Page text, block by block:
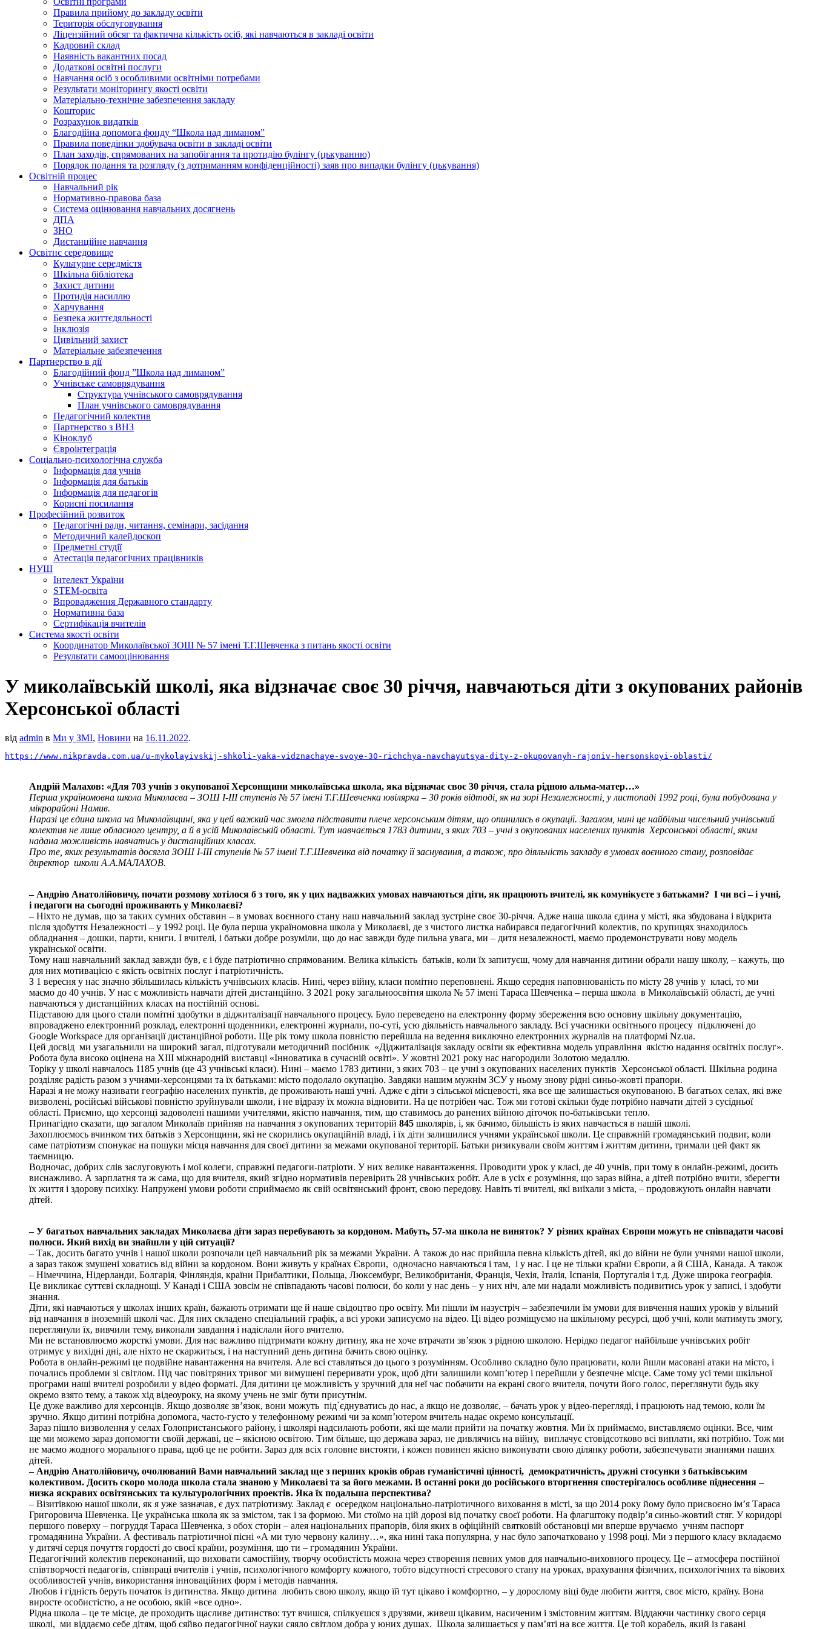
Правила прийому до закладу освіти
Територiя обслуговування
Ліцензійний обсяг та фактична кількість осіб, які навчаються в закладі освіти
Кадровий склад
Наявність вакантних посад
Додатковi освiтнi послуги
Навчання осіб з особливими освітніми потребами
Результати моніторингу якості освіти
Матеріально-технічне забезпечення закладу
Кошторис
Розрахунок видатків
Благодійна допомога фонду “Школа над лиманом”
Правила поведінки здобувача освіти в закладі освіти
План заходів, спрямованих на запобігання та протидію булінгу (цькуванню)
Порядок подання та розгляду (з дотриманням конфіденційності) заяв про випадки булінгу (цькування)
Освітній процес
Навчальний рік
Нормативно-правова база
Система оцінювання навчальних досягнень
ДПА
ЗНО
Дистанційне навчання
Освітнє середовище
Культурне середмістя
Шкільна бібліотека
Захист дитини
Протидія насиллю
Харчування
Безпека життєдяльності
Інклюзія
Цивільний захист
Матеріальне забезпечення
Партнерство в дії
Благодійний фонд ”Школа над лиманом”
Учнівське самоврядування
Структура учнiвського самоврядування
План учнiвського самоврядування
Педагогічний колектив
Партнерство з ВНЗ
Кіноклуб
Євроінтеграція
Соціально-психологічна служба
Інформація для учнів
Інформація для батьків
Інформація для педагогів
Корисні посилання
Професійний розвиток
Педагогічні ради, читання, семінари, засідання
Методичний калейдоскоп
Предметні студії
Атестація педагогічних працівників
НУШ
Інтелект України
STEM-освіта
Впровадження Державного стандарту
Нормативна база
Сертифікація вчителів
Система якості освіти
Координатор Миколаївської ЗОШ № 57 імені Т.Г.Шевченка з питань якості освіти
Результати самооцінювання
У миколаївській школі, яка відзначає своє 30 річчя, навчаються діти з окупованих районів
Херсонської області
від admin в Ми у ЗМІ, Новини на 16.11.2022.
https://www.nikpravda.com.ua/u-mykolayivskij-shkoli-yaka-vidznachaye-svoye-30-richchya-navchayutsya-dity-z-okupovanyh-rajoniv-hersonskoyi-oblasti/
Андрій Малахов: «Для 703 учнів з окупованої Херсонщини миколаївська школа, яка відзначає своє 30 річчя, стала рідною альма-матер…»
Перша україномовна школа Миколаєва – ЗОШ І-ІІІ ступенів № 57 імені Т.Г.Шевченка ювілярка – 30 років відтоді, як на зорі Незалежності, у листопаді 1992 році, була побудована у
мікрорайоні Намив.
Наразі це єдина школа на Миколаївщині, яка у цей важкий час змогла підставити плече херсонським дітям, що опинились в окупації. Загалом, нині це найбільш чисельний учнівський
колектив не лише обласного центру, а й в усій Миколаївській області. Тут навчається 1783 дитини, з яких 703 – учні з окупованих населених пунктів Херсонської області, яким
надана можливість навчатись у дистанційних класах.
Про те, яких результатів досягла ЗОШ І-ІІІ ступенів № 57 імені Т.Г.Шевченка від початку її заснування, а також, про діяльність закладу в умовах воєнного стану, розповідає
директор школи А.А.МАЛАХОВ.
– Андрію Анатолійовичу, почати розмову хотілося б з того, як у цих надважких умовах навчаються діти, як працюють вчителі, як комунікуєте з батьками? І чи всі – і учні,
і педагоги на сьогодні проживають у Миколаєві?
– Ніхто не думав, що за таких сумних обставин – в умовах воєнного стану наш навчальний заклад зустріне своє 30-річчя. Адже наша школа єдина у місті, яка збудована і відкрита
після здобуття Незалежності – у 1992 році. Це була перша україномовна школа у Миколаєві, де з чистого листка набирався педагогічний колектив, по крупицях знаходилось
обладнання – дошки, парти, книги. І вчителі, і батьки добре розуміли, що до нас завжди буде пильна увага, ми – дитя незалежності, маємо продемонструвати нову модель
української освіти.
Тому наш навчальний заклад завжди був, є і буде патріотично спрямованим. Велика кількість батьків, коли їх запитуєш, чому для навчання дитини обрали нашу школу, – кажуть, що
для них мотивацією є якість освітніх послуг і патріотичність.
З 1 вересня у нас значно збільшилась кількість учнівських класів. Нині, через війну, класи помітно переповнені. Якщо середня наповнюваність по місту 28 учнів у класі, то ми
маємо до 40 учнів. У нас є можливість навчати дітей дистанційно. З 2021 року загальноосвітня школа № 57 імені Тараса Шевченка – перша школа в Миколаївській області, де учні
навчаються у дистанційних класах на постійній основі.
Підставою для цього стали помітні здобутки в діджиталізації навчального процесу. Було переведено на електронну форму збереження всю основну шкільну документацію,
впроваджено електронний розклад, електронні щоденники, електронні журнали, по-суті, усю діяльність навчального закладу. Всі учасники освітнього процесу підключені до
Google Workspace для організації дистанційної роботи. Ще рік тому школа повністю перейшла на ведення виключно електронних журналів на платформі Nz.ua.
Цей досвід ми узагальнили на широкий загал, підготували методичний посібник «Діджиталізація закладу освіти як ефективна модель управління якістю надання освітніх послуг».
Робота була високо оцінена на XІІІ міжнародній виставці «Інноватика в сучасній освіті». У жовтні 2021 року нас нагородили Золотою медаллю.
Торіку у школі навчалось 1185 учнів (це 43 учнівські класи). Нині – маємо 1783 дитини, з яких 703 – це учні з окупованих населених пунктів Херсонської області. Шкільна родина
розділяє радість разом з учнями-херсонцями та їх батьками: місто подолало окупацію. Завдяки нашим мужнім ЗСУ у ньому знову рідні синьо-жовті прапори.
Наразі я не можу називати географію населених пунктів, де проживають наші учні. Адже є діти з сільської місцевості, яка все ще залишається окупованою. В багатьох селах, які вже
визволені, російські військові повністю зруйнували школи, і не відразу їх можна відновити. На це потрібен час. Тож ми готові скільки буде потрібно навчати дітей з сусідньої
області. Приємно, що херсонці задоволені нашими учителями, якістю навчання, тим, що ставимось до ранених війною діточок по-батьківськи тепло.
Принагідно сказати, що загалом Миколаїв прийняв на навчання з окупованих територій 845 школярів, і, як бачимо, більшість із яких навчається в нашій школі.
Захоплюємось вчинком тих батьків з Херсонщини, які не скорились окупаційній владі, і їх діти залишилися учнями української школи. Це справжній громадянський подвиг, коли
саме патріотизм спонукає на пошуки місця навчання для своєї дитини за межами окупованої території. Батьки ризикували своїм життям і життям дитини, тримали цей факт як
таємницю.
Водночас, добрих слів заслуговують і мої колеги, справжні педагоги-патріоти. У них велике навантаження. Проводити урок у класі, де 40 учнів, при тому в онлайн-режимі, досить
виснажливо. А зарплатня та ж сама, що для вчителя, який згідно нормативів перевірить 28 учнівських робіт. Але в усіх є розуміння, що зараз війна, а дітей потрібно вчити, зберегти
їх життя і здорову психіку. Напружені умови роботи сприймаємо як свій освітянський фронт, свою передову. Навіть ті вчителі, які виїхали з міста, – продовжують онлайн навчати
дітей.
– У багатьох навчальних закладах Миколаєва діти зараз перебувають за кордоном. Мабуть, 57-ма школа не виняток? У різних країнах Європи можуть не співпадати часові
полюси. Який вихід ви знайшли у цій ситуації?
– Так, досить багато учнів і нашої школи розпочали цей навчальний рік за межами України. А також до нас прийшла певна кількість дітей, які до війни не були учнями нашої школи,
а зараз також змушені ховатись від війни за кордоном. Вони живуть у країнах Європи, одночасно навчаються і там, і у нас. І це не тільки країни Європи, а й США, Канада. А також
– Німеччина, Нідерланди, Болгарія, Фінляндія, країни Прибалтики, Польща, Люксембург, Великобританія, Франція, Чехія, Італія, Іспанія, Португалія і т.д. Дуже широка географія.
Це викликає суттєві складнощі. У Канаді і США зовсім не співпадають часові полюси, бо коли у нас день – у них ніч, але ми надали можливість подивитись урок у записі, і здобути
знання.
Діти, які навчаються у школах інших країн, бажають отримати ще й наше свідоцтво про освіту. Ми пішли їм назустріч – забезпечили їм умови для вивчення наших уроків у вільний
від навчання в іноземній школі час. Для них складено спеціальний графік, а всі уроки записуємо на відео. Ці відео розміщуємо на шкільному ресурсі, щоб учні, коли матимуть змогу,
переглянули їх, вивчили тему, виконали завдання і надіслали його вчителю.
Ми не встановлюємо жорсткі умови. Для нас важливо підтримати кожну дитину, яка не хоче втрачати зв’язок з рідною школою. Нерідко педагог найбільше учнівських робіт
отримує у вихідні дні, але ніхто не скаржиться, і на наступний день дитина бачить свою оцінку.
Робота в онлайн-режимі це подвійне навантаження на вчителя. Але всі ставляться до цього з розумінням. Особливо складно було працювати, коли йшли масовані атаки на місто, і
почались проблеми зі світлом. Під час повітряних тривог ми вимушені переривати урок, щоб діти залишили комп’ютер і перейшли у безпечне місце. Саме тому усі теми шкільної
програми наші вчителі розробили у відео форматі. Для дитини це можливість у зручний для неї час побачити на екрані свого вчителя, почути його голос, переглянути будь яку
окремо взято тему, а також хід відеоуроку, на якому учень не зміг бути присутнім.
Це дуже важливо для херсонців. Якщо дозволяє зв’язок, вони можуть під`єднуватись до нас, а якщо не дозволяє, – бачать урок у відео-перегляді, і працюють над темою, коли їм
зручно. Якщо дитині потрібна допомога, часто-густо у телефонному режимі чи за комп’ютером вчитель надає окремо консультації.
Зараз пішло визволення у селах Голопристанського району, і школярі надсилають роботи, які ще мали прийти на початку жовтня. Ми їх приймаємо, виставляємо оцінки. Все, чим
ще ми можемо зараз допомогти своїй державі, це – якісною освітою. Тим більше, що держава зараз, не дивлячись на війну, виплачує стовідсотково всі виплати, які потрібно. Тож ми
не маємо жодного морального права, щоб це не робити. Зараз для всіх головне вистояти, і кожен повинен якісно виконувати свою ділянку роботи, забезпечувати знаннями наших
дітей.
– Андрію Анатолійовичу, очолюваний Вами навчальний заклад ще з перших кроків обрав гуманістичні цінності, демократичність, дружні стосунки з батьківським
колективом. Досить скоро молода школа стала знаною у Миколаєві та за його межами. В останні роки до російського вторгнення спостерігалось особливе піднесення –
низка яскравих освітянських та культурологічних проектів. Яка їх подальша перспектива?
– Візитівкою нашої школи, як я уже зазначав, є дух патріотизму. Заклад є осередком національно-патріотичного виховання в місті, за що 2014 року йому було присвоєно ім’я Тараса
Григоровича Шевченка. Це українська школа як за змістом, так і за формою. Ми стоїмо на цій дорозі від початку своєї роботи. На флагштоку подвір’я синьо-жовтий стяг. У коридорі
першого поверху – погруддя Тараса Шевченка, з обох сторін – алея національних прапорів, біля яких в офіційній святковій обстановці ми вперше вручаємо учням паспорт
громадянина України. А фестиваль патріотичної пісні «А ми тую червону калину…», яка нині така популярна, у нас було започатковано у 1998 році. Ми з першого класу вкладаємо
у дитячі серця почуття гордості до своєї країни, розуміння, що ти – громадянин України.
Педагогічний колектив переконаний, що виховати самостійну, творчу особистість можна через створення певних умов для навчально-виховного процесу. Це – атмосфера постійної
співтворчості педагогів, співпраці вчителів і учнів, психологічного комфорту кожного, тобто відсутності стресового стану на уроках, врахування фізичних, психологічних та вікових
особливостей учнів, використання інноваційних форм і методів навчання.
Любов і гідність беруть початок із дитинства. Якщо дитина любить свою школу, якщо їй тут цікаво і комфортно, – у дорослому віці буде любити життя, своє місто, країну. Вона
виросте особистістю, а не особою, якій «все одно».
Рідна школа – це те місце, де проходить щасливе дитинство: тут вчишся, спілкуєшся з друзями, живеш цікавим, насиченим і змістовним життям. Віддаючи частинку свого серця
школі, ми віддаємо себе дітям, щоб сяйво педагогічної науки сяяло світлом добра у юних душах. Школа залишається у пам’яті на все життя. Це той корабель, який із гавані